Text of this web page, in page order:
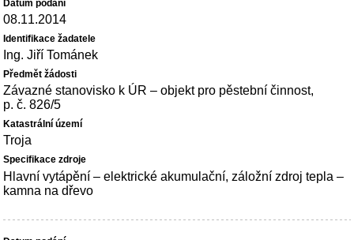
08.11.2014
Ing. Jiří Tománek
Závazné stanovisko k ÚR – objekt pro pěstební činnost,
p. č. 826/5
Troja
Hlavní vytápění – elektrické akumulační, záložní zdroj tepla –
kamna na dřevo